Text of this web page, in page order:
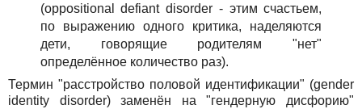
(oppositional defiant disorder - этим счастьем,
по выражению одного критика, наделяются
дети, говорящие родителям "нет"
определённое количество раз).
Термин "расстройство половой идентификации" (gender
identity disorder) заменён на "гендерную дисфорию"